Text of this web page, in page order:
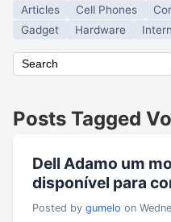
Articles Cell Phones
Gadget
Hardware
Posts Tagged
Dell Adamo um
disponível para
Posted by gumelo on